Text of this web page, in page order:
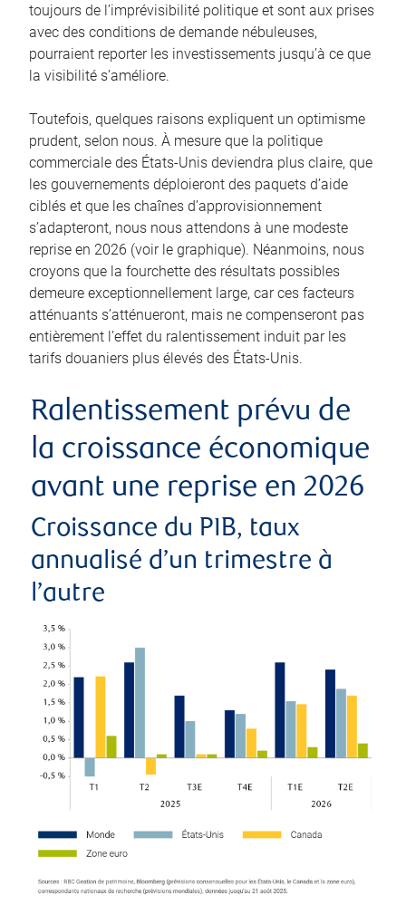
toujours de l’imprévisibilité politique et sont aux prises
avec des conditions de demande nébuleuses,
pourraient reporter les investissements jusqu’à ce que
la visibilité s’améliore.
Toutefois, quelques raisons expliquent un optimisme
prudent, selon nous. À mesure que la politique
commerciale des États-Unis deviendra plus claire, que
les gouvernements déploieront des paquets d’aide
ciblés et que les chaînes d’approvisionnement
s’adapteront, nous nous attendons à une modeste
reprise en 2026 (voir le graphique). Néanmoins, nous
croyons que la fourchette des résultats possibles
demeure exceptionnellement large, car ces facteurs
atténuants s’atténueront, mais ne compenseront pas
entièrement l’effet du ralentissement induit par les
tarifs douaniers plus élevés des États-Unis.
Ralentissement prévu de
la croissance économique
avant une reprise en 2026
Croissance du PIB, taux
annualisé d’un trimestre à
l’autre